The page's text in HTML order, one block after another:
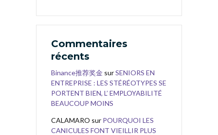
Commentaires
récents
Binance推荐奖金 surSENIORS EN
ENTREPRISE : LES STÉRÉOTYPES SE
PORTENT BIEN, L’ EMPLOYABILITÉ
BEAUCOUP MOINS
CALAMARO sur POURQUOI LES
CANICULES FONT VIEILLIR PLUS